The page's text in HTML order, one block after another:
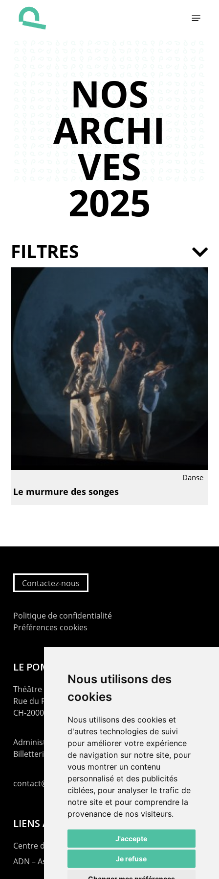
Nous utilisons des
cookies
Nous utilisons des cookies et
d'autres technologies de suivi
pour améliorer votre expérience
de navigation sur notre site, pour
vous montrer un contenu
personnalisé et des publicités
ciblées, pour analyser le trafic de
notre site et pour comprendre la
provenance de nos visiteurs.
J'accepte
Je refuse
NOS
ARCHI
VES
2025
Danse
Le murmure des songes
FILTRES
Contactez-nous
Politique de confidentialité
Préférences cookies
LE POMMIER
Théâtre – Centre Culturel Neuchâtelois
Rue du Pommier 9
CH-2000 Neuchâtel
Administration : +41 32 725 03 03
Billetterie : +41 32 725 05 05
contact@lepommier.ch
LIENS AMIS
Centre de culture ABC
ADN – Association Danse Neuchâtel